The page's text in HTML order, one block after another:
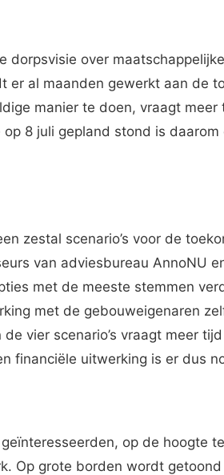
dorpsvisie over
er al maanden gewerkt aan de
manier te doen, vraagt meer
8 juli gepland stond is
zestal scenario’s voor de
van adviesbureau AnnoNU
met de meeste stemmen
met de gebouweigenaren
vier scenario’s vraagt meer
financiële uitwerking is er dus
op de hoogte
Op grote borden wordt